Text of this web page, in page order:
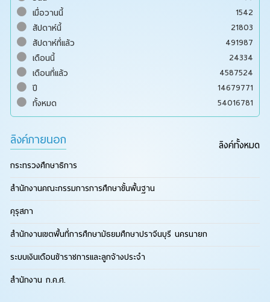
เมื่อวานนี้
1542
สัปดาห์นี้
21803
สัปดาห์ที่แล้ว
491987
เดือนนี้
24334
เดือนที่แล้ว
4587524
ปี
14679771
ทั้งหมด
54016781
ลิงค์ภายนอก ลิงค์ทั้งหมด
กระทรวงศึกษาธิการ
สำนักงานคณะกรรมการการศึกษาขั้นพื้นฐาน
คุรุสภา
สำนักงานเขตพื้นที่การศึกษามัธยมศึกษาปราจีนบุรี นครนายก
ระบบเงินเดือนข้าราชการและลูกจ้างประจำ
สำนักงาน ก.ค.ศ.